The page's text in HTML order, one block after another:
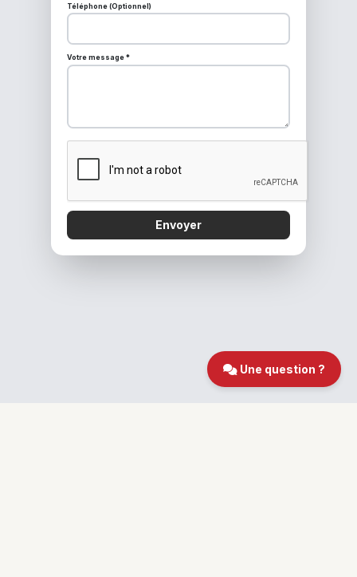
Téléphone (Optionnel)
Votre message *
Envoyer
Une question ?